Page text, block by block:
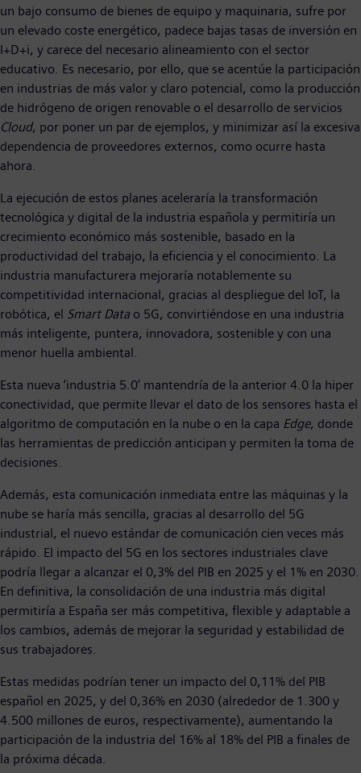
un bajo consumo de bienes de equipo y maquinaria, sufre por
un elevado coste energético, padece bajas tasas de inversión en
I+D+i, y carece del necesario alineamiento con el sector
educativo. Es necesario, por ello, que se acentúe la participación
en industrias de más valor y claro potencial, como la producción
de hidrógeno de origen renovable o el desarrollo de servicios
Cloud, por poner un par de ejemplos, y minimizar así la excesiva
dependencia de proveedores externos, como ocurre hasta
ahora.
La ejecución de estos planes aceleraría la transformación
tecnológica y digital de la industria española y permitiría un
crecimiento económico más sostenible, basado en la
productividad del trabajo, la eficiencia y el conocimiento. La
industria manufacturera mejoraría notablemente su
competitividad internacional, gracias al despliegue del IoT, la
robótica, el Smart Data o 5G, convirtiéndose en una industria
más inteligente, puntera, innovadora, sostenible y con una
menor huella ambiental.
Esta nueva ‘industria 5.0’ mantendría de la anterior 4.0 la hiper
conectividad, que permite llevar el dato de los sensores hasta el
algoritmo de computación en la nube o en la capa Edge, donde
las herramientas de predicción anticipan y permiten la toma de
decisiones.
Además, esta comunicación inmediata entre las máquinas y la
nube se haría más sencilla, gracias al desarrollo del 5G
industrial, el nuevo estándar de comunicación cien veces más
rápido. El impacto del 5G en los sectores industriales clave
podría llegar a alcanzar el 0,3% del PIB en 2025 y el 1% en 2030.
En definitiva, la consolidación de una industria más digital
permitiría a España ser más competitiva, flexible y adaptable a
los cambios, además de mejorar la seguridad y estabilidad de
sus trabajadores.
Estas medidas podrían tener un impacto del 0,11% del PIB
español en 2025, y del 0,36% en 2030 (alrededor de 1.300 y
4.500 millones de euros, respectivamente), aumentando la
participación de la industria del 16% al 18% del PIB a finales de
la próxima década.